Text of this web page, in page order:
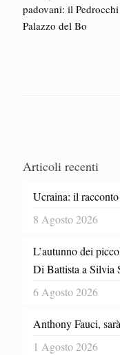
padovani: il
Palazzo del Bo
Articoli recenti
Ucraina: il
8 Agosto 2026
L’autunno dei
Di Battista a Silvia
6 Agosto 2026
Anthony Fauci,
1 Agosto 2026